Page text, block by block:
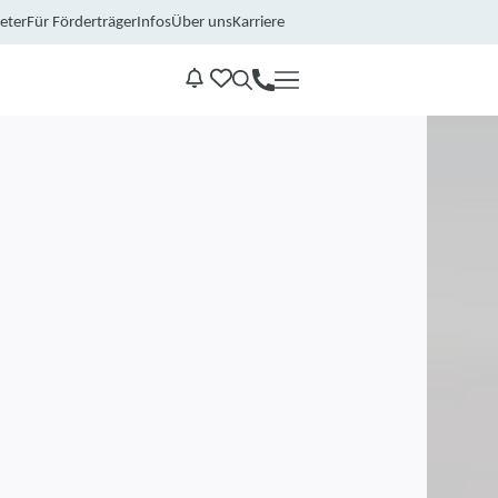
Für FörderträgerInfosÜber unsKarriere
Kontakt